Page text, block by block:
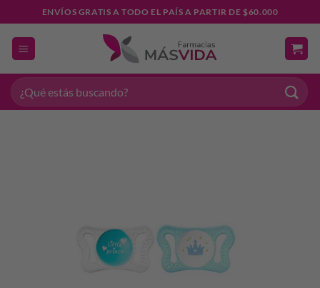
al
contenido
ENVÍOS GRATIS A TODO EL PAÍS A PARTIR DE $60.000
Buscar
por: